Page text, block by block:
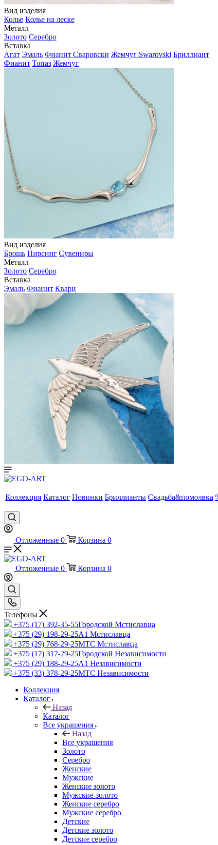
Вид изделия
Колье Колье на леске
Металл
Золото Серебро
Вставка
Агат Эмаль Фианит Сваровски Жемчуг Swarovski Бриллиант
Фианит Топаз Жемчуг
Вид изделия
Брошь Пирсинг Сувениры
Металл
Золото Серебро
Вставка
Эмаль Фианит Кварц
Коллекция Каталог Новинки Бриллианты Свадьба&помолвка
Отложенные 0 Корзина 0
Отложенные 0 Корзина 0
Телефоны
+375 (17) 392-35-55Городской Мстиславца
+375 (29) 198-29-25A1 Мстиславца
+375 (29) 768-29-25МТС Мстиславца
+375 (17) 317-29-25Городской Независимости
+375 (29) 188-29-25A1 Независимости
+375 (33) 378-29-25МТС Независимости
Коллекция
Каталог
Назад
Каталог
Все украшения
Назад
Все украшения
Золото
Серебро
Женские
Мужские
Женские золото
Мужские-золото
Женские серебро
Мужские серебро
Детские
Детские золото
Детские серебро